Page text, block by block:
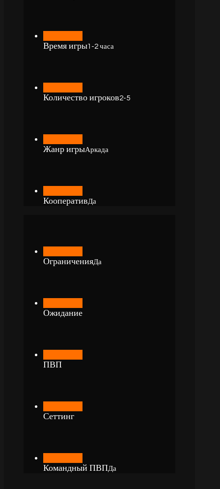
Время игры1-2 часа
Количество игроков2-5
Жанр игрыАркада
КооперативДа
ОграниченияДа
Ожидание
ПВП
Сеттинг
Командный ПВПДа